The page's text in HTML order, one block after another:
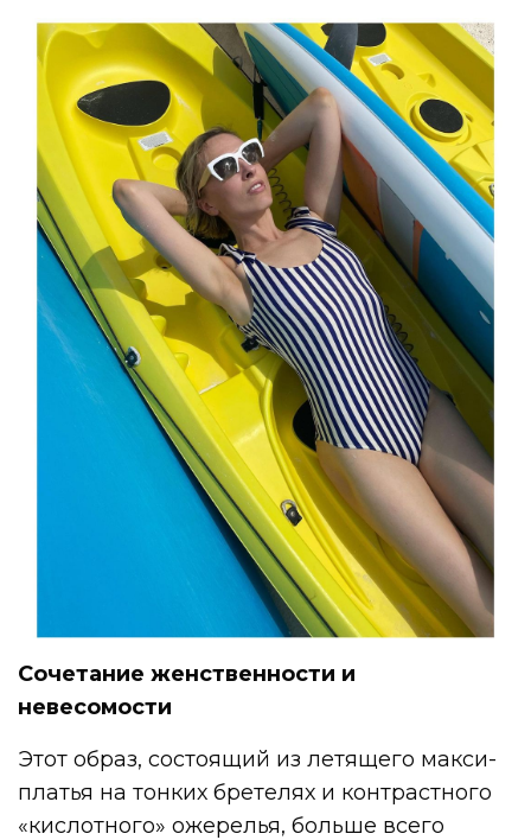
Сочетание женственности и
невесомости
Этот образ, состоящий из летящего макси-
платья на тонких бретелях и контрастного
«кислотного» ожерелья, больше всего